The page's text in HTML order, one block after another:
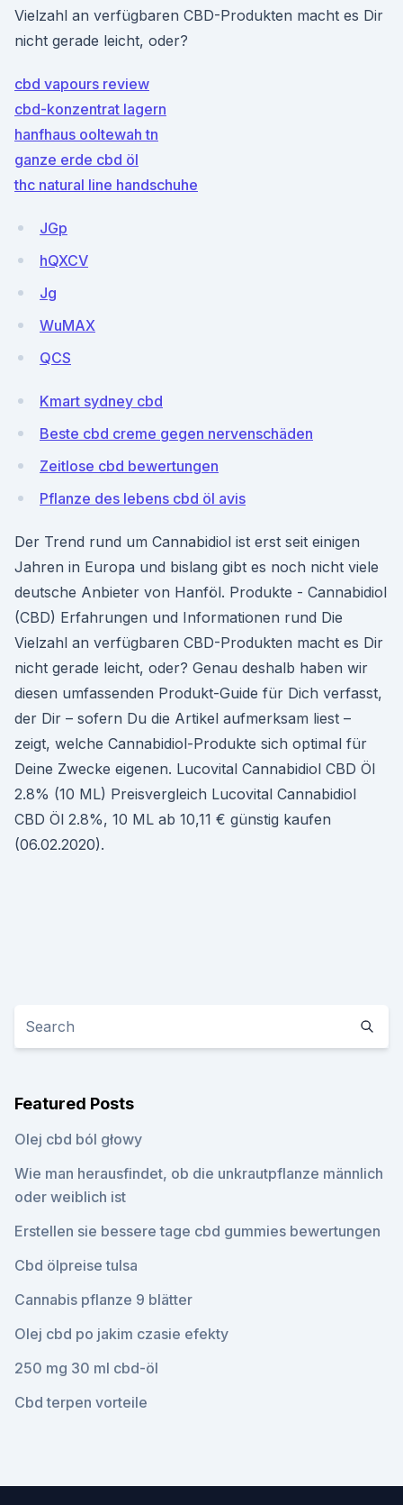
Vielzahl an verfügbaren CBD-Produkten macht es Dir
nicht gerade leicht, oder?
cbd vapours review
cbd-konzentrat lagern
hanfhaus ooltewah tn
ganze erde cbd öl
thc natural line handschuhe
JGp
hQXCV
Jg
WuMAX
QCS
Kmart sydney cbd
Beste cbd creme gegen nervenschäden
Zeitlose cbd bewertungen
Pflanze des lebens cbd öl avis
Der Trend rund um Cannabidiol ist erst seit einigen
Jahren in Europa und bislang gibt es noch nicht viele
deutsche Anbieter von Hanföl. Produkte - Cannabidiol
(CBD) Erfahrungen und Informationen rund Die
Vielzahl an verfügbaren CBD-Produkten macht es Dir
nicht gerade leicht, oder? Genau deshalb haben wir
diesen umfassenden Produkt-Guide für Dich verfasst,
der Dir – sofern Du die Artikel aufmerksam liest –
zeigt, welche Cannabidiol-Produkte sich optimal für
Deine Zwecke eigenen. Lucovital Cannabidiol CBD Öl
2.8% (10 ML) Preisvergleich Lucovital Cannabidiol
CBD Öl 2.8%, 10 ML ab 10,11 € günstig kaufen
(06.02.2020).
Featured Posts
Olej cbd ból głowy
Wie man herausfindet, ob die unkrautpflanze männlich
oder weiblich ist
Erstellen sie bessere tage cbd gummies bewertungen
Cbd ölpreise tulsa
Cannabis pflanze 9 blätter
Olej cbd po jakim czasie efekty
250 mg 30 ml cbd-öl
Cbd terpen vorteile